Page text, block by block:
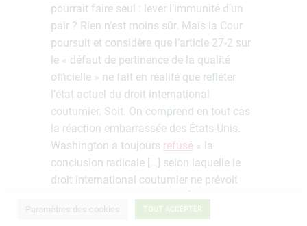
pourrait faire seul : lever l’immunité d’un
pair ? Rien n’est moins sûr. Mais la Cour
poursuit et considère que l’article 27-2 sur
le « défaut de pertinence de la qualité
officielle » ne fait en réalité que refléter
l’état actuel du droit international
coutumier. Soit. On comprend en tout cas
la réaction embarrassée des États-Unis.
Washington a toujours refusé « la
conclusion radicale […] selon laquelle le
droit international coutumier ne prévoit
pas d’immunité des chefs d’État devant
une juridiction internationale établie par
Paramètres des cookies TOUT ACCEPTER